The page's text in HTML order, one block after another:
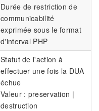
Durée de restriction de
communicabilité
exprimée sous le format
d'interval PHP
Statut de l'action à
effectuer une fois la DUA
échue
Valeur : preservation |
destruction